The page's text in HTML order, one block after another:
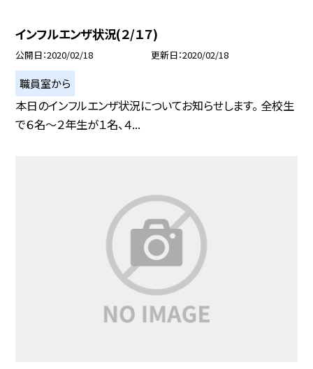
インフルエンザ状況(２/１７)
公開日 2020/02/18 更新日 2020/02/18
職員室から
本日のインフルエンザ状況についてお知らせします。 全校生
で６名〜２年生が１名、４...